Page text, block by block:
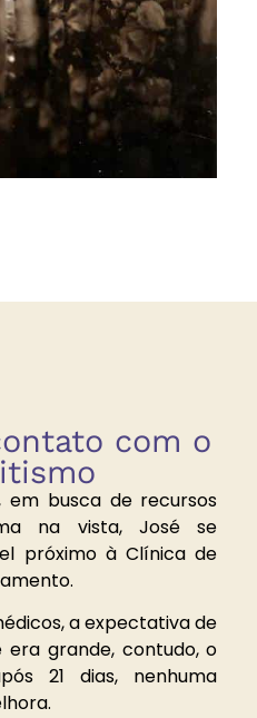
com o
em busca de recursos
na vista, José se
próximo à Clínica de
a expectativa de
era grande, contudo, o
21 dias, nenhuma